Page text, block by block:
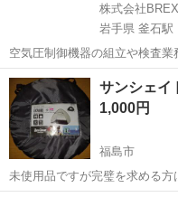
株式会社
岩手県 釜石駅
空気圧制御機器の組立や検査
務！嬉しい寮費無料！ワンル
内に無料駐車場あり★！《岩手県釜石市》 人気の工
圧制御機器（シリンダ、バルブ...
岩手 釜石市
サンシェイ
1,000円
福島市
未使用品ですが完璧を求める方